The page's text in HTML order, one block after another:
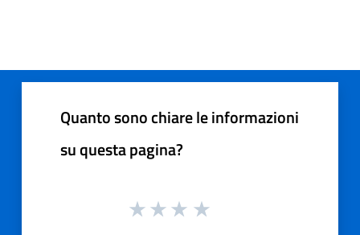
Quanto sono chiare le informazioni
su questa pagina?